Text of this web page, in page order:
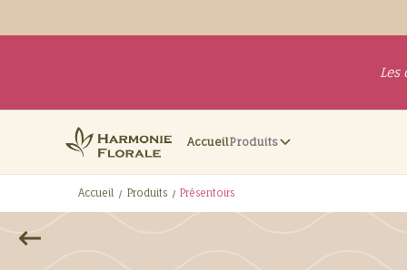
AccueilProduits
Accueil Produits Présentoirs